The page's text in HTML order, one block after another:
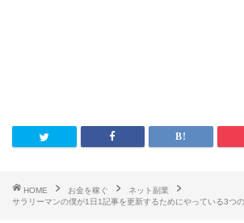
HOME お金を稼ぐ
ネット副業
サラリーマンの僕が1日1記事を更新するためにやっている3つ